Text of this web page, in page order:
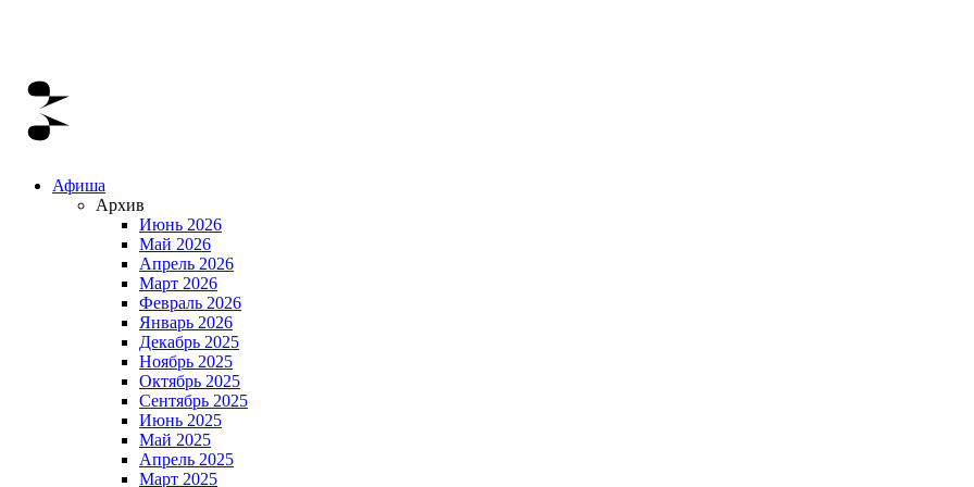
Афиша
Архив
Июнь 2026
Май 2026
Апрель 2026
Март 2026
Февраль 2026
Январь 2026
Декабрь 2025
Ноябрь 2025
Октябрь 2025
Сентябрь 2025
Июнь 2025
Май 2025
Апрель 2025
Март 2025